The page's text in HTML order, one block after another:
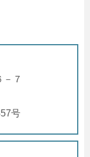
７
号